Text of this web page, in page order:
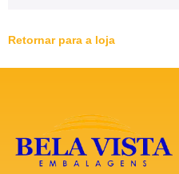
Retornar para a loja